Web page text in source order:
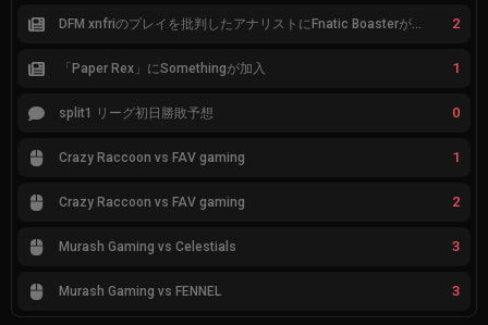
DFM xnfriのプレイを批判したアナリストにFnatic Boasterが反応「DFMは仕組みの強化が必要なだけ」 2
「Paper Rex」にSomethingが加入 1
split1 リーグ初日勝敗予想 0
Crazy Raccoon vs FAV gaming 1
Crazy Raccoon vs FAV gaming 2
Murash Gaming vs Celestials 3
Murash Gaming vs FENNEL 3